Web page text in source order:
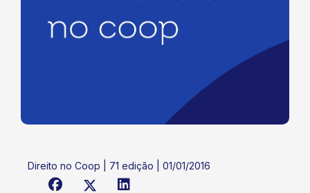
Direito no Coop | 71 edição | 01/01/2016